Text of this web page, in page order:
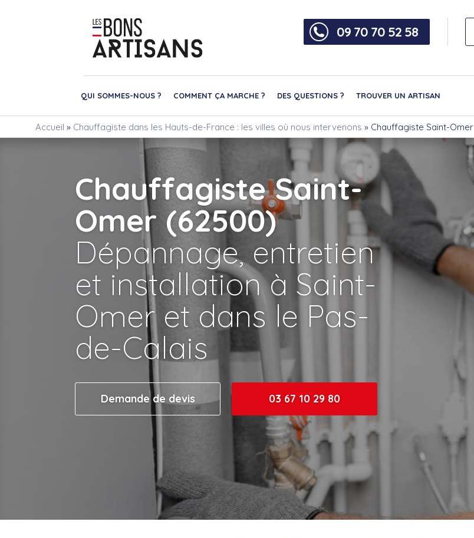
09 70 70 52 58
QUI SOMMES-NOUS ? COMMENT ÇA MARCHE ? DES QUESTIONS ? TROUVER UN ARTISAN
Accueil » Chauffagiste dans les Hauts-de-France : les villes où nous intervenons » Chauffagiste Saint-Omer
Chauffagiste Saint-
Omer (62500)
Dépannage, entretien
et installation à Saint-
Omer et dans le Pas-
de-Calais
Demande de devis 03 67 10 29 80